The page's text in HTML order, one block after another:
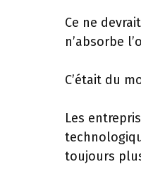
Ce ne
n’absorbe
C’était du
Les
toujours